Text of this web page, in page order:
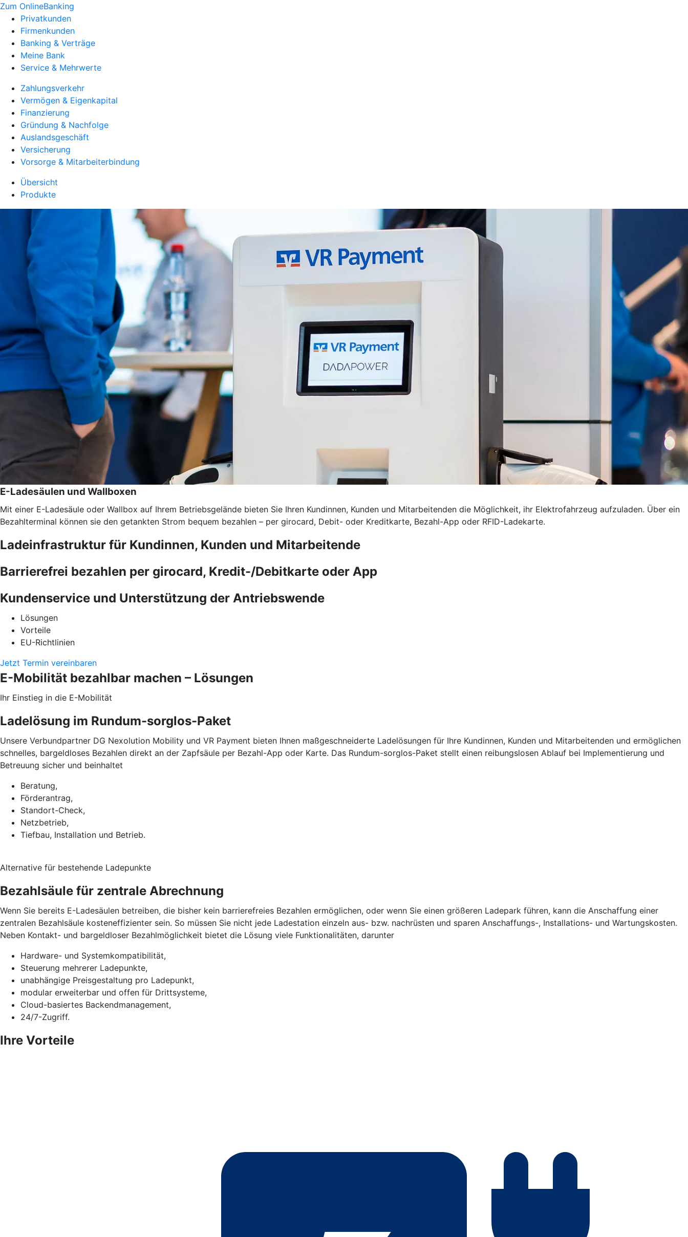
Zum OnlineBanking
Privatkunden
Firmenkunden
Banking & Verträge
Meine Bank
Service & Mehrwerte
Zahlungsverkehr
Vermögen & Eigenkapital
Finanzierung
Gründung & Nachfolge
Auslandsgeschäft
Versicherung
Vorsorge & Mitarbeiterbindung
Übersicht
Produkte
E-Ladesäulen und Wallboxen
Mit einer E-Ladesäule oder Wallbox auf Ihrem Betriebsgelände bieten Sie Ihren Kundinnen, Kunden und Mitarbeitenden die Möglichkeit, ihr Elektrofahrzeug aufzuladen. Über ein
Bezahlterminal können sie den getankten Strom bequem bezahlen – per girocard, Debit- oder Kreditkarte, Bezahl-App oder RFID-Ladekarte.
Ladeinfrastruktur für Kundinnen, Kunden und Mitarbeitende
Barrierefrei bezahlen per girocard, Kredit-/Debitkarte oder App
Kundenservice und Unterstützung der Antriebswende
Lösungen
Vorteile
EU-Richtlinien
Jetzt Termin vereinbaren
E-Mobilität bezahlbar machen – Lösungen
Ihr Einstieg in die E-Mobilität
Ladelösung im Rundum-sorglos-Paket
Unsere Verbundpartner DG Nexolution Mobility und VR Payment bieten Ihnen maßgeschneiderte Ladelösungen für Ihre Kundinnen, Kunden und Mitarbeitenden und ermöglichen
schnelles, bargeldloses Bezahlen direkt an der Zapfsäule per Bezahl-App oder Karte. Das Rundum-sorglos-Paket stellt einen reibungslosen Ablauf bei Implementierung und
Betreuung sicher und beinhaltet
Beratung,
Förderantrag,
Standort-Check,
Netzbetrieb,
Tiefbau, Installation und Betrieb.
Alternative für bestehende Ladepunkte
Bezahlsäule für zentrale Abrechnung
Wenn Sie bereits E-Ladesäulen betreiben, die bisher kein barrierefreies Bezahlen ermöglichen, oder wenn Sie einen größeren Ladepark führen, kann die Anschaffung einer
zentralen Bezahlsäule kosteneffizienter sein. So müssen Sie nicht jede Ladestation einzeln aus- bzw. nachrüsten und sparen Anschaffungs-, Installations- und Wartungskosten.
Neben Kontakt- und bargeldloser Bezahlmöglichkeit bietet die Lösung viele Funktionalitäten, darunter
Hardware- und Systemkompatibilität,
Steuerung mehrerer Ladepunkte,
unabhängige Preisgestaltung pro Ladepunkt,
modular erweiterbar und offen für Drittsysteme,
Cloud-basiertes Backendmanagement,
24/7-Zugriff.
Ihre Vorteile